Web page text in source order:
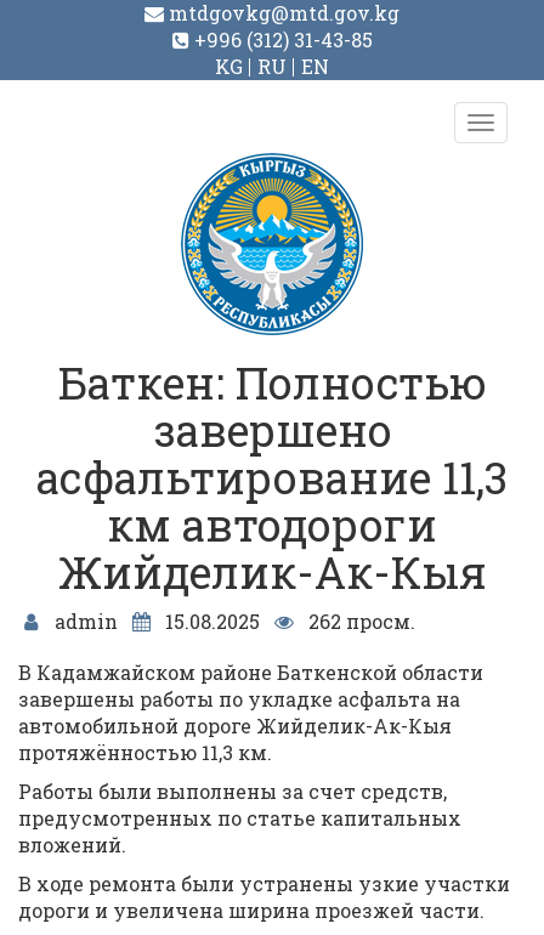
mtdgovkg@mtd.gov.kg
+996 (312) 31-43-85
KG
RU EN
Toggle
Баткен: Полностью
завершено
асфальтирование 11,3
км автодороги
Жийделик-Ак-Кыя
admin 15.08.2025
262 просм.
В Кадамжайском районе Баткенской области
завершены работы по укладке асфальта на
автомобильной дороге Жийделик-Ак-Кыя
протяжённостью 11,3 км.
Работы были выполнены за счет средств,
предусмотренных по статье капитальных
вложений.
В ходе ремонта были устранены узкие участки
дороги и увеличена ширина проезжей части.